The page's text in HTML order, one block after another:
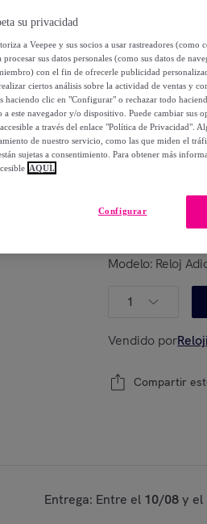
Reloj
46,00 €
129,00 €
-64 %
Modelo: Reloj
1
Vendido por
Compartir
Entrega: Entre el 10/08y el
su privacidad
a Veepee y sus socios a usar rastreadores
procesar sus datos personales (como sus datos de
con el fin de ofrecerle publicidad
ciertos análisis sobre la actividad de ventas y
haciendo clic en "Configurar" o rechazar todo
a este navegador y/o dispositivo. Puede cambiar sus
a través del enlace "Política de Privacidad".
de nuestro servicio, como las que miden el
sujetas a consentimiento. Para obtener más
AQUÍ.
Configurar